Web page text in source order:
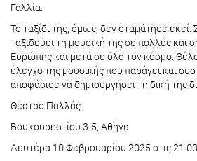
Γαλλία.
Το ταξίδι της, όμως, δεν σταμάτησε εκεί.
ταξιδεύει τη μουσική της σε πολλές και
Ευρώπης και μετά σε όλο τον κόσμο.
έλεγχο της μουσικής που παράγει και
αποφάσισε να δημιουργήσει τη δική της
Θέατρο Παλλάς
Βουκουρεστίου 3-5, Αθήνα
Δευτέρα 10 Φεβρουαρίου 2025 στις 21:00